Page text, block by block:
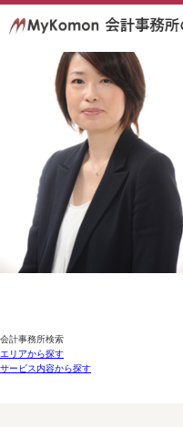
会計事務所検索
エリアから探す
サービス内容から探す